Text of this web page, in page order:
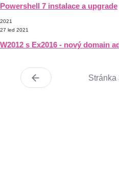
Powershell 7 instalace a upgrade
2021
27 led 2021
W2012 s Ex2016 - nový domain
Stránka